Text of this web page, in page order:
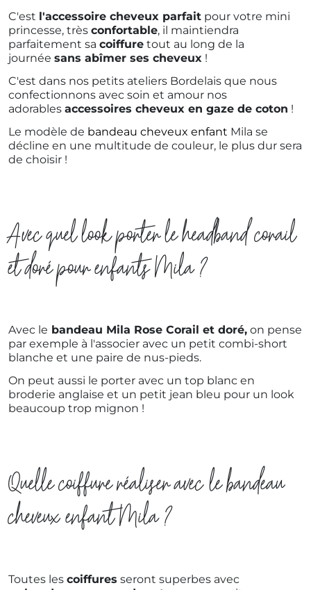
C'est l'accessoire cheveux parfait pour votre mini
princesse, très confortable, il maintiendra
parfaitement sa coiffure tout au long de la
journée sans abîmer ses cheveux !
C'est dans nos petits ateliers Bordelais que nous
confectionnons avec soin et amour nos
adorables accessoires cheveux en gaze de coton !
Le modèle de bandeau cheveux enfant Mila se
décline en une multitude de couleur, le plus dur sera
de choisir !
Avec quel look porter le headband corail
et doré pour enfants Mila ?
Avec le bandeau Mila Rose Corail et doré, on pense
par exemple à l'associer avec un petit combi-short
blanche et une paire de nus-pieds.
On peut aussi le porter avec un top blanc en
broderie anglaise et un petit jean bleu pour un look
beaucoup trop mignon !
Quelle coiffure réaliser avec le bandeau
cheveux enfant Mila ?
Toutes les coiffures seront superbes avec